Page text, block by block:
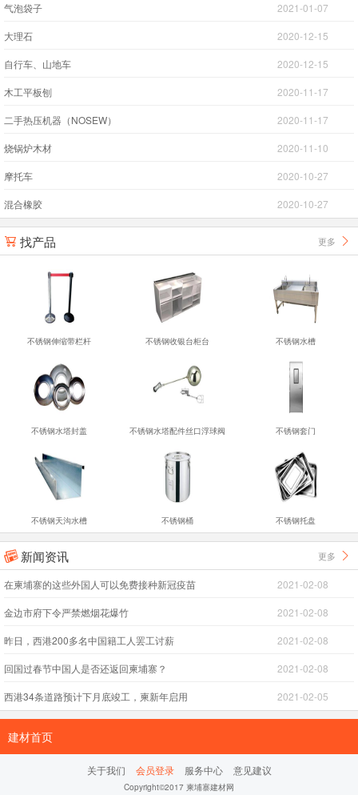
气泡袋子 2021-01-07
大理石 2020-12-15
自行车、山地车 2020-12-15
木工平板刨 2020-11-17
二手热压机器（NOSEW） 2020-11-17
烧锅炉木材 2020-11-10
摩托车 2020-10-27
混合橡胶 2020-10-27
 找产品 更多 
不锈钢伸缩带栏杆 不锈钢收银台柜台 不锈钢水槽
不锈钢水塔封盖 不锈钢水塔配件丝口浮球阀 不锈钢套门
不锈钢天沟水槽 不锈钢桶 不锈钢托盘
 新闻资讯 更多 
在柬埔寨的这些外国人可以免费接种新冠疫苗 2021-02-08
金边市府下令严禁燃烟花爆竹 2021-02-08
昨日，西港200多名中国籍工人罢工讨薪 2021-02-08
回国过春节中国人是否还返回柬埔寨？ 2021-02-08
西港34条道路预计下月底竣工，柬新年启用 2021-02-05
建材首页
关于我们 会员登录 服务中心 意见建议
Copyright©2017 柬埔寨建材网